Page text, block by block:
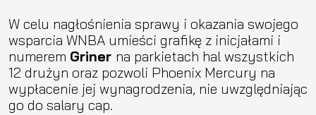
W celu nagłośnienia sprawy i okazania swojego
wsparcia WNBA umieści grafikę z inicjałami i
numerem Griner na parkietach hal wszystkich
12 drużyn oraz pozwoli Phoenix Mercury na
wypłacenie jej wynagrodzenia, nie uwzględniając
go do salary cap.